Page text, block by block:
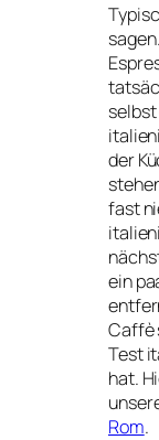
der
fast
ein
Caffè
Test
hat.
Rom.